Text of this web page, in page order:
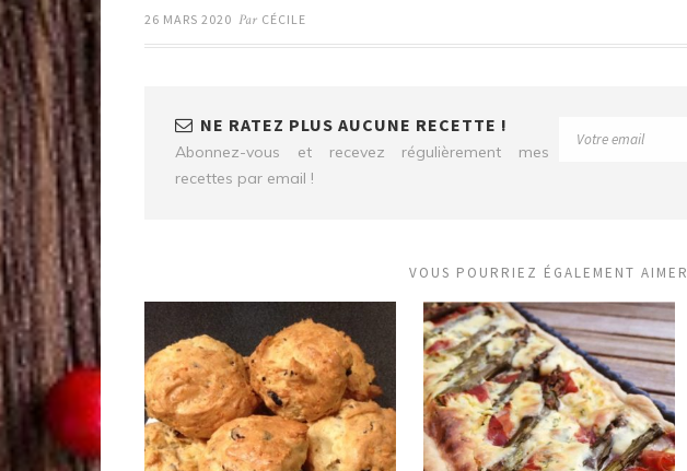
26 MARS 2020 Par CÉCILE
NE RATEZ PLUS AUCUNE RECETTE !
Abonnez-vous et recevez régulièrement mes
recettes par email !
VOUS POURRIEZ ÉGALEMENT AIMER